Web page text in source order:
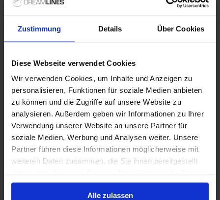
Zustimmung Details Über Cookies
Diese Webseite verwendet Cookies
Wir verwenden Cookies, um Inhalte und Anzeigen zu
personalisieren, Funktionen für soziale Medien anbieten
zu können und die Zugriffe auf unsere Website zu
analysieren. Außerdem geben wir Informationen zu Ihrer
Verwendung unserer Website an unsere Partner für
soziale Medien, Werbung und Analysen weiter. Unsere
Partner führen diese Informationen möglicherweise mit
weiteren Daten zusammen, die Sie ihnen bereitgestellt
gesammelt haben.
Alle zulassen
Westelijke Middellandse Zee vanaf Barcelona,
Van / Naar Barcelona
MSC Cruises - Last Minute Zomer 2026
17 okt. 2026 7Nachten 8 alternatieven
€ 743 p.p. € 863 p.p.
Balkonhut
€ 993p.p.
Alleen Cruise